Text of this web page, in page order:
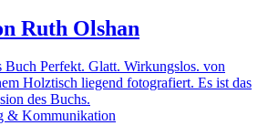
Ruth Olshan
& Kommunikation